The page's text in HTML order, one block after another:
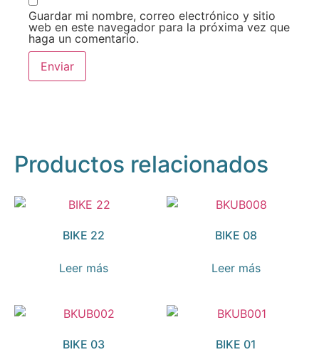
Guardar mi nombre, correo electrónico y sitio
web en este navegador para la próxima vez que
haga un comentario.
Productos relacionados
BIKE 22
Leer más
BIKE 08
Leer más
BIKE 03 BIKE 01